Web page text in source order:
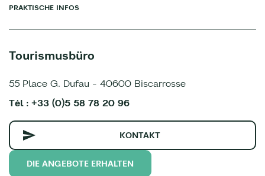
PRAKTISCHE INFOS
Tourismusbüro
55 Place G. Dufau - 40600 Biscarrosse
Tél : +33 (0)5 58 78 20 96
KONTAKT
DIE ANGEBOTE ERHALTEN